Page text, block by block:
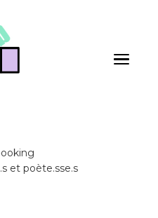
Toggle
et poète.sse.s